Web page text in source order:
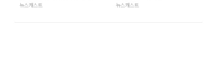
뉴스캐스트 뉴스캐스트